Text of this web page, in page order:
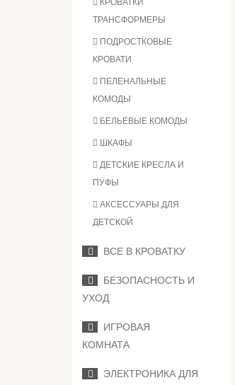
КРОВАТКИ
ТРАНСФОРМЕРЫ
ПОДРОСТКОВЫЕ
КРОВАТИ
ПЕЛЕНАЛЬНЫЕ
КОМОДЫ
БЕЛЬЕВЫЕ КОМОДЫ
ШКАФЫ
ДЕТСКИЕ КРЕСЛА И
ПУФЫ
АКСЕССУАРЫ ДЛЯ
ДЕТСКОЙ
ВСЕ В КРОВАТКУ
БЕЗОПАСНОСТЬ И
УХОД
ИГРОВАЯ
КОМНАТА
ЭЛЕКТРОНИКА ДЛЯ